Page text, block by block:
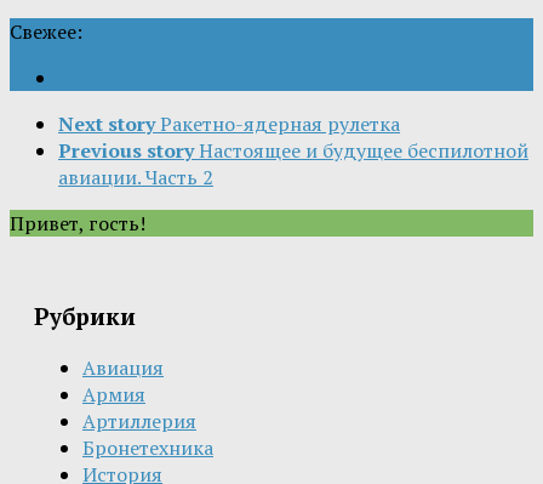
Свежее:
Next storyРакетно-ядерная рулетка
Previous storyНастоящее и будущее беспилотной
авиации. Часть 2
Привет, гость!
Рубрики
Авиация
Армия
Артиллерия
Бронетехника
История